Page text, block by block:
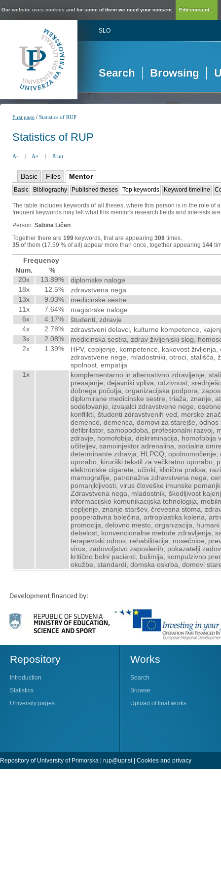
Our website uses cookies and for some of them we need your consent. Edit consent...
SLO
Search Browsing
First page /Statistics of RUP
Statistics of RUP
A- | A+ | Print
Basic Files Mentor
Basic Bibliography Published theses Top keywords Keyword timeline
The table includes keywords of all theses, where this person is in the role of
frequent keywords may tell what this mentor's research fields and interests
Person: Sabina Ličen
Together there are 199 keywords, that are appearing 308 times.
35 of them (17.59 % of all) appear more than once, together appearing 144
Frequency
Num.
%
20x
13.89%
diplomske naloge
18x
12.5%
zdravstvena nega
13x
9.03%
medicinske sestre
11x
7.64%
magistrske naloge
6x
4.17%
študenti, zdravje
4x
2.78%
zdravstveni delavci, kulturne kompetence,
3x
2.08%
medicinska sestra, zdrav življenjski slog,
2x
1.39%
HPV, cepljenje, kompetence, kakovost
zdravstvene nege, mladostniki, otroci, stališča,
spolnost, empatija
1x
komplementarno in alternativno zdravljenje,
presajanje, dejavniki vpliva, odzivnost,
dobrega počutja, organizacijska podpora,
diplomirane medicinske sestre, triaža, znanje,
sodelovanje, izvajalci zdravstvene nege,
konflikti, študenti zdravstvenih ved, merske
demenco, demenca, domovi za starejše,
defibrilator, samopodoba, profesionalni razvoj,
zdravje, homofobija, diskriminacija, homofobija
učiteljev, samoinjektor adrenalina, socialna
determinante zdravja, HLPCQ,
uporabo, kirurški tekstil za večkratno uporabo,
elektronske cigarete, učinki, klinična praksa,
mamografije, patronažna zdravstvena nega,
pomanjkljivosti, virus človeške imunske
Zdravstvena nega, mladostnik, škodljivost
informacijsko komunikacijska tehnologija,
cepljenje, znanje staršev, črevesna stoma,
pooperativna bolečina, artroplastika kolena,
promocija, delovno mesto, organizacija,
debelost, konvencionalne metode zdravljenja,
terapevtski odnos, rehabilitacija, nosečnice,
virus, zadovoljstvo zaposlenih, pokazatelji
kritično bolni pacienti, bulimija, kompulzivno
okužbe, standardi, domska oskrba, domovi
Repository
Introduction
Statistics
University pages
Works
Search
Browse
Upload of final works
Repository of University of Primorska | rup@upr.si | Cookies and privacy